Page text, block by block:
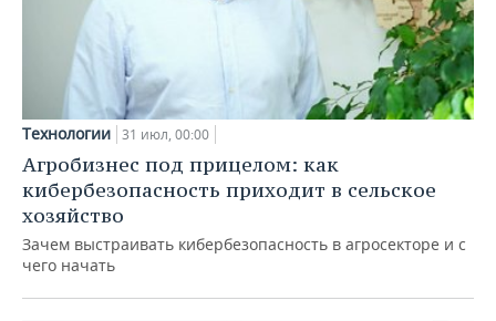
Технологии 31 июл, 00:00
Агробизнес под прицелом: как
кибербезопасность приходит в сельское
хозяйство
Зачем выстраивать кибербезопасность в агросекторе и с
чего начать